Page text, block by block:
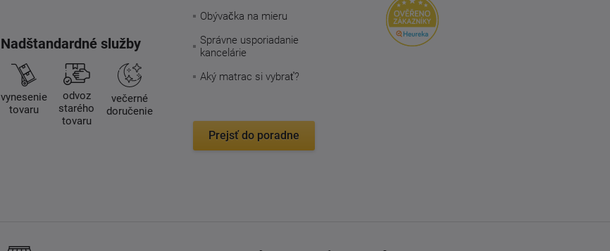
Nadštandardné služby
vynesenie
tovaru
odvoz
starého
tovaru
večerné
doručenie
Obývačka na mieru
Správne usporiadanie
kancelárie
Aký matrac si vybrať?
Prejsť do poradne